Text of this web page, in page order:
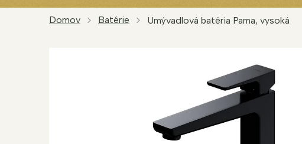
Domov Batérie Umývadlová batéria Pama, vysoká